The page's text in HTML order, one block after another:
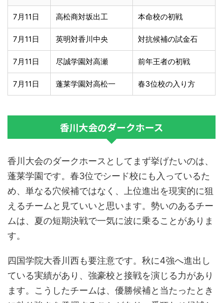
7月11日 高松商対坂出工 本命校の初戦
7月11日 英明対香川中央 対抗候補の試金石
7月11日 尽誠学園対高瀬 前年王者の初戦
7月11日 蓬莱学園対高松一 春3位校の入り方
香川大会のダークホース
香川大会のダークホースとしてまず挙げたいのは、
蓬莱学園です。春3位でシード校にも入っているた
め、単なる穴候補ではなく、上位進出を現実的に狙
えるチームと見ていいと思います。勢いのあるチー
ムは、夏の短期決戦で一気に波に乗ることがありま
す。
四国学院大香川西も要注意です。秋に4強へ進出し
ている実績があり、強豪校と接戦を演じる力があり
ます。こうしたチームは、優勝候補と当たったとき